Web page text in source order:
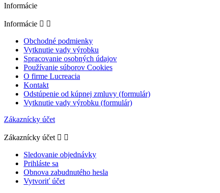
Informácie
Informácie  
Obchodné podmienky
Vytknutie vady výrobku
Spracovanie osobných údajov
Používanie súborov Cookies
O firme Lucreacia
Kontakt
Odstúpenie od kúpnej zmluvy (formulár)
Vytknutie vady výrobku (formulár)
Zákaznícky účet
Zákaznícky účet  
Sledovanie objednávky
Prihláste sa
Obnova zabudnutého hesla
Vytvoriť účet